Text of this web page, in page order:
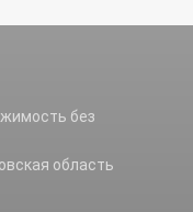
без
область